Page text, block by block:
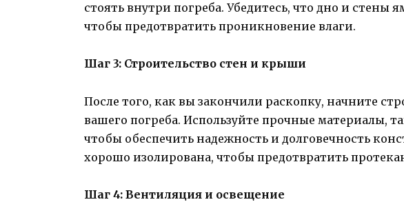
стоять внутри погреба. Убедитесь, что дно и
чтобы предотвратить проникновение влаги.
Шаг 3: Строительство стен и крыши
После того, как вы закончили раскопку, начните
вашего погреба. Используйте прочные материалы,
чтобы обеспечить надежность и долговечность
хорошо изолирована, чтобы предотвратить
Шаг 4: Вентиляция и освещение